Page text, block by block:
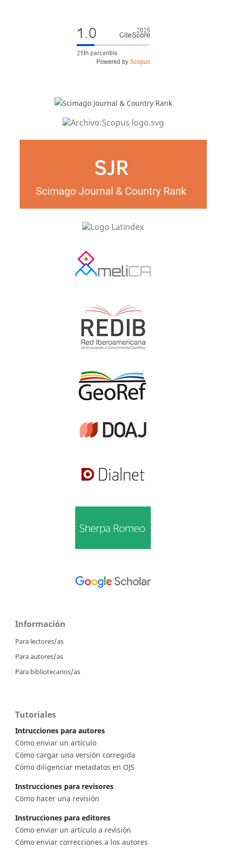
Información
Para lectores/as
Para autores/as
Para bibliotecarios/as
Tutoriales
Intrucciones para autores
Cómo enviar un artículo
Cómo cargar una versión corregida
Cómo diligenciar metadatos en OJS
Instrucciones para revisores
Cómo hacer una revisión
Instrucciones para editores
Cómo enviar un artículo a revisión
Cómo enviar correcciones a los autores